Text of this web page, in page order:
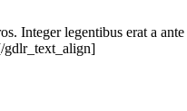
Integer legentibus erat a
gdlr_text_align]